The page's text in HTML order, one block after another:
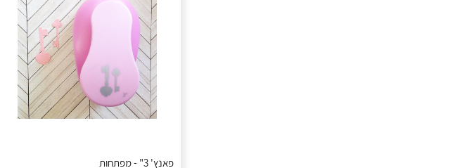
פאנץ' 3" - מפתחות